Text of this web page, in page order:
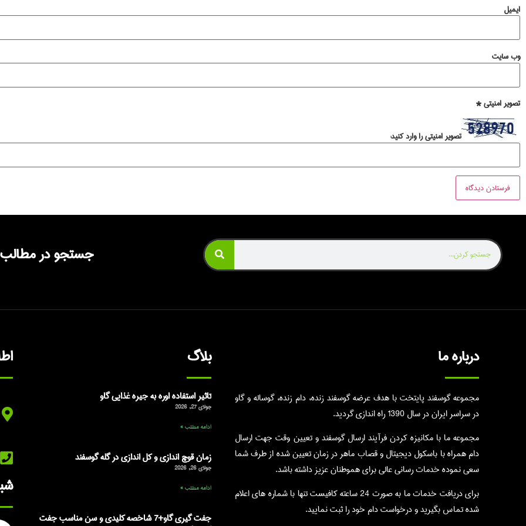
ایمیل
وب‌ سایت
تصویر امنیتی*
تصویر امنیتی را وارد کنید:
جستجو در
درباره ما
مجموعه گوسفند پایتخت با هدف عرضه گوسفند زنده، دام زنده، گوساله و گاو
در سراسر ایران در سال 1390 راه اندازی گردید.
مجموعه ما با مکانیزه کردن فرآیند ارسال گوسفند و تعیین وقت جهت ارسال
دام همراه با باسکول دیجیتال و قصاب ماهر در زمان تعیین شده از طرف شما
سعی نموده خدمات رسانی عالی برای هموطنان عزیز داشته باشد.
برای دریافت خدمات ما به صورت 24 ساعته کافیست تنها با شماره های اعلام
شده تماس بگیرید و درخواست دام خود را ثبت نمایید.
بلاگ
تاثیر استفاده اوره به جیره غذایی گاو
جولای 27, 2026
ادامه مطلب »
زمان قوچ اندازی و کل اندازی در گله گوسفند
جولای 26, 2026
ادامه مطلب »
جفت گیری گاو+7 شاخصه کلیدی و سن مناسب جفت